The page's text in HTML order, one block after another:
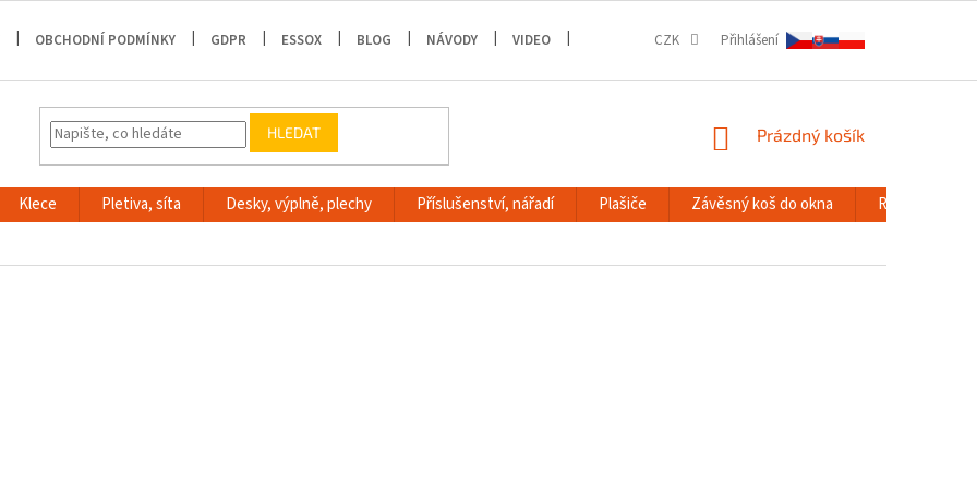
OBCHODNÍ PODMÍNKY GDPR ESSOX BLOG NÁVODY VIDEO CZK Přihlášení
HLEDAT
NÁKUPNÍ
Prázdný košík
Klece Pletiva, síta Desky, výplně, plechy Příslušenství, nářadí Plašiče Závěsný koš do okna RACK systémy